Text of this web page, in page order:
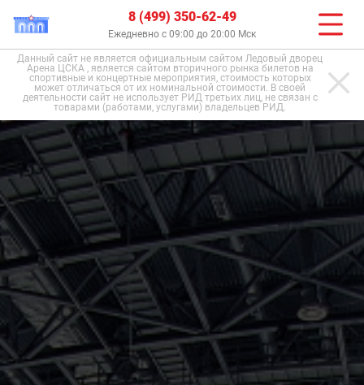
8 (499) 350-62-49
Ежедневно с 09:00 до 20:00 Мск
Данный сайт не является официальным сайтом Ледовый дворец
Арена ЦСКА , является сайтом вторичного рынка билетов на
спортивные и концертные мероприятия, стоимость которых
может отличаться от их номинальной стоимости. В своей
деятельности сайт не использует РИД третьих лиц, не связан с
товарами (работами, услугами) владельцев РИД.